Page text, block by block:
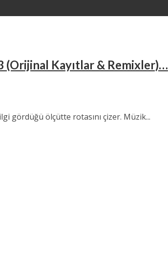
(Orijinal Kayıtlar & Remixler)…
gördüğü ölçütte rotasını çizer. Müzik...